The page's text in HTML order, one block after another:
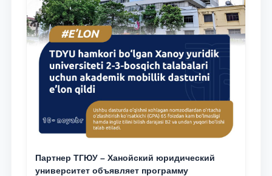
Партнер ТГЮУ – Ханойский юридический
университет объявляет программу